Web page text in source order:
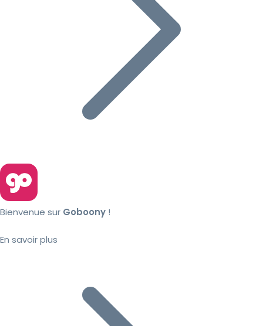
Bienvenue sur Goboony !
En savoir plus